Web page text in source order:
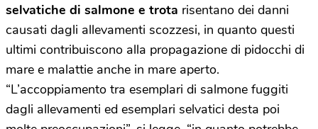
selvatiche di salmone e trota risentano dei danni
causati dagli allevamenti scozzesi, in quanto questi
ultimi contribuiscono alla propagazione di pidocchi di
mare e malattie anche in mare aperto.
“L’accoppiamento tra esemplari di salmone fuggiti
dagli allevamenti ed esemplari selvatici desta poi